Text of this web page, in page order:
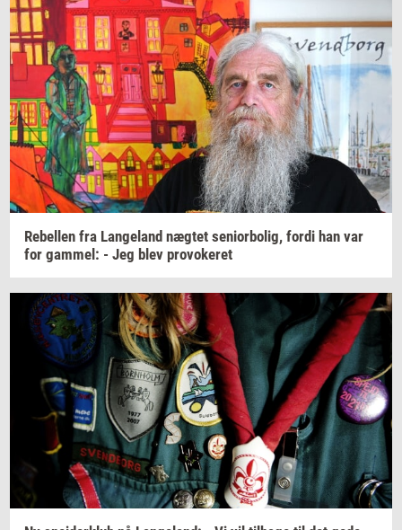
Re­bel­len fra Lan­geland næg­tet se­ni­o­r­bo­lig, fordi han var
for gam­mel: - Jeg blev pro­vo­ke­ret